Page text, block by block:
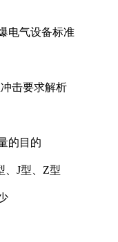
电气设备标准
击要求解析
的目的
、J型、Z型